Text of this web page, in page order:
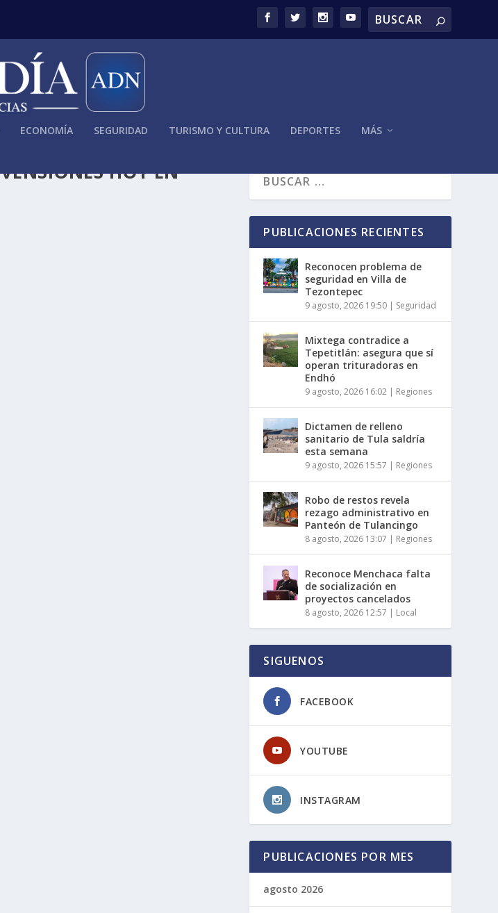
ECONOMÍA SEGURIDAD TURISMO Y CULTURA DEPORTES MÁS
HOY EN
PUBLICACIONES RECIENTES
Reconocen problema de
seguridad en Villa de
Tezontepec
9 agosto, 2026 19:50 | Seguridad
Mixtega contradice a
Tepetitlán: asegura que sí
operan trituradoras en
Endhó
9 agosto, 2026 16:02 | Regiones
Dictamen de relleno
sanitario de Tula saldría
esta semana
9 agosto, 2026 15:57 | Regiones
Robo de restos revela
rezago administrativo en
Panteón de Tulancingo
8 agosto, 2026 13:07 | Regiones
Reconoce Menchaca falta
de socialización en
proyectos cancelados
8 agosto, 2026 12:57 | Local
SIGUENOS
FACEBOOK
YOUTUBE
INSTAGRAM
PUBLICACIONES POR MES
agosto 2026